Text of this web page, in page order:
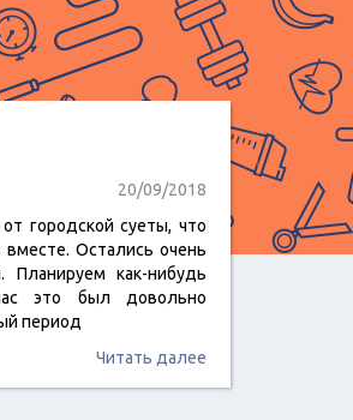
20/09/2018
городской суеты, что
Остались очень
Планируем как-нибудь
это был довольно
период
Читать далее